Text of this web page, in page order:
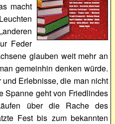
macht
Feder
glauben weit mehr an
gemeinhin denken würde.
Erlebnisse, die man nicht
Spanne geht von Friedlindes
über die Rache des
Fest bis zum bekannten